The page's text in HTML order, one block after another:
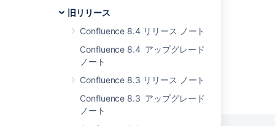
旧リリース
Confluence 8.4 リリース ノート
Confluence 8.4 アップグレード
ノート
Confluence 8.3 リリース ノート
Confluence 8.3 アップグレード
ノート
Issues resolved in 6.6.12
Powered byConfluence and Scroll Viewport